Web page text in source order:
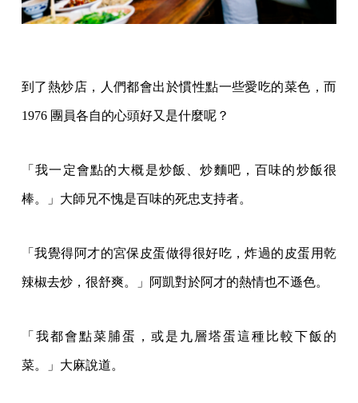
到了熱炒店，人們都會出於慣性點一些愛吃的菜色，而
1976 團員各自的心頭好又是什麼呢？
「我一定會點的大概是炒飯、炒麵吧，百味的炒飯很
棒。」大師兄不愧是百味的死忠支持者。
「我覺得阿才的宮保皮蛋做得很好吃，炸過的皮蛋用乾
辣椒去炒，很舒爽。」阿凱對於阿才的熱情也不遜色。
「我都會點菜脯蛋，或是九層塔蛋這種比較下飯的
菜。」大麻說道。